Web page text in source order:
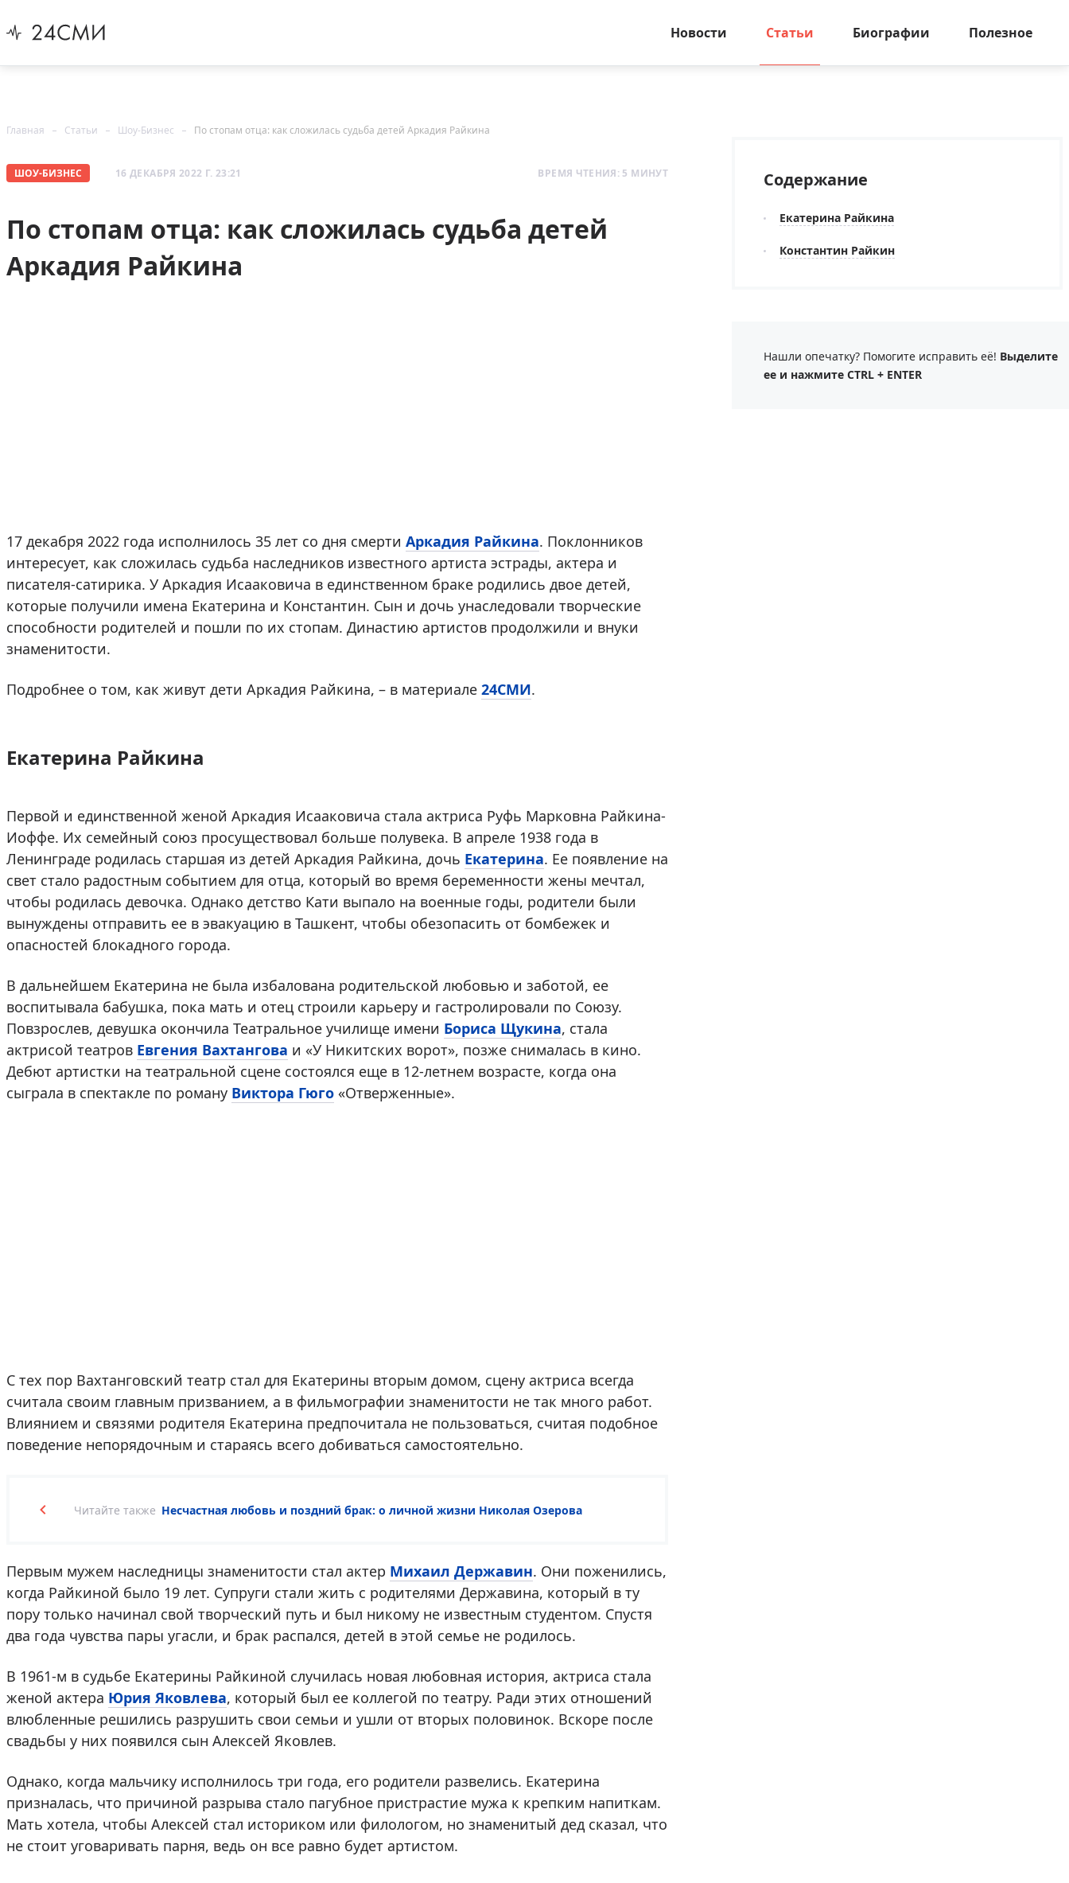
Новости Статьи Биографии Полезное
Главная Статьи Шоу-Бизнес По стопам отца: как сложилась судьба детей Аркадия Райкина
ШОУ-БИЗНЕС 16 ДЕКАБРЯ 2022 Г. 23:21 ВРЕМЯ ЧТЕНИЯ: 5 МИНУТ
По стопам отца: как сложилась судьба детей
Аркадия Райкина
17 декабря 2022 года исполнилось 35 лет со дня смерти Аркадия Райкина. Поклонников
интересует, как сложилась судьба наследников известного артиста эстрады, актера и
писателя-сатирика. У Аркадия Исааковича в единственном браке родились двое детей,
которые получили имена Екатерина и Константин. Сын и дочь унаследовали творческие
способности родителей и пошли по их стопам. Династию артистов продолжили и внуки
знаменитости.
Подробнее о том, как живут дети Аркадия Райкина, – в материале 24СМИ.
Екатерина Райкина
Первой и единственной женой Аркадия Исааковича стала актриса Руфь Марковна Райкина-
Иоффе. Их семейный союз просуществовал больше полувека. В апреле 1938 года в
Ленинграде родилась старшая из детей Аркадия Райкина, дочь Екатерина. Ее появление на
свет стало радостным событием для отца, который во время беременности жены мечтал,
чтобы родилась девочка. Однако детство Кати выпало на военные годы, родители были
вынуждены отправить ее в эвакуацию в Ташкент, чтобы обезопасить от бомбежек и
опасностей блокадного города.
В дальнейшем Екатерина не была избалована родительской любовью и заботой, ее
воспитывала бабушка, пока мать и отец строили карьеру и гастролировали по Союзу.
Повзрослев, девушка окончила Театральное училище имени Бориса Щукина, стала
актрисой театров Евгения Вахтангова и «У Никитских ворот», позже снималась в кино.
Дебют артистки на театральной сцене состоялся еще в 12-летнем возрасте, когда она
сыграла в спектакле по роману Виктора Гюго «Отверженные».
С тех пор Вахтанговский театр стал для Екатерины вторым домом, сцену актриса всегда
считала своим главным призванием, а в фильмографии знаменитости не так много работ.
Влиянием и связями родителя Екатерина предпочитала не пользоваться, считая подобное
поведение непорядочным и стараясь всего добиваться самостоятельно.
Читайте также Несчастная любовь и поздний брак: о личной жизни Николая Озерова
Первым мужем наследницы знаменитости стал актер Михаил Державин. Они поженились,
когда Райкиной было 19 лет. Супруги стали жить с родителями Державина, который в ту
пору только начинал свой творческий путь и был никому не известным студентом. Спустя
два года чувства пары угасли, и брак распался, детей в этой семье не родилось.
В 1961-м в судьбе Екатерины Райкиной случилась новая любовная история, актриса стала
женой актера Юрия Яковлева, который был ее коллегой по театру. Ради этих отношений
влюбленные решились разрушить свои семьи и ушли от вторых половинок. Вскоре после
свадьбы у них появился сын Алексей Яковлев.
Однако, когда мальчику исполнилось три года, его родители развелись. Екатерина
призналась, что причиной разрыва стало пагубное пристрастие мужа к крепким напиткам.
Мать хотела, чтобы Алексей стал историком или филологом, но знаменитый дед сказал, что
не стоит уговаривать парня, ведь он все равно будет артистом.
Содержание
Екатерина Райкина
Константин Райкин
Нашли опечатку? Помогите исправить её! Выделите
ее и нажмите CTRL + ENTER